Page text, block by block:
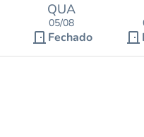
QUA
05/08
door_front Fechado door_front